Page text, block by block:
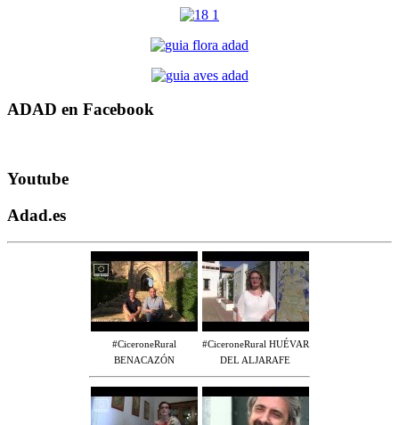
ADAD en Facebook
Youtube
Adad.es
#CiceroneRural
BENACAZÓN
#CiceroneRural HUÉVAR
DEL ALJARAFE